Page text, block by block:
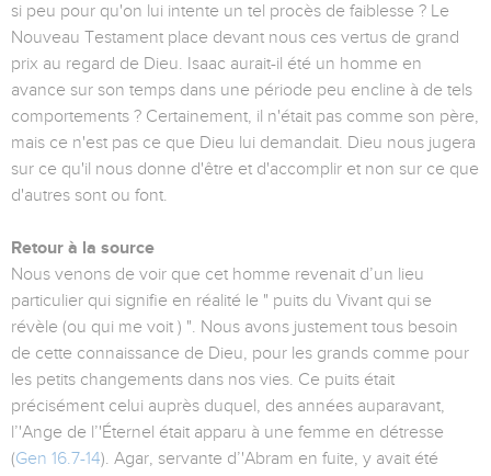
si peu pour qu'on lui intente un tel procès de faiblesse ? Le
Nouveau Testament place devant nous ces vertus de grand
prix au regard de Dieu. Isaac aurait-il été un homme en
avance sur son temps dans une période peu encline à de tels
comportements ? Certainement, il n'était pas comme son père,
mais ce n'est pas ce que Dieu lui demandait. Dieu nous jugera
sur ce qu'il nous donne d'être et d'accomplir et non sur ce que
d'autres sont ou font.
Retour à la source
Nous venons de voir que cet homme revenait d’un lieu
particulier qui signifie en réalité le " puits du Vivant qui se
révèle (ou qui me voit ) ". Nous avons justement tous besoin
de cette connaissance de Dieu, pour les grands comme pour
les petits changements dans nos vies. Ce puits était
précisément celui auprès duquel, des années auparavant,
l’'Ange de l’'Éternel était apparu à une femme en détresse
(Gen 16.7-14). Agar, servante d’'Abram en fuite, y avait été